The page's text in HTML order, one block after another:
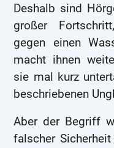
Deshalb sind
großer
gegen einen
macht ihnen
sie mal kurz
beschriebenen
Aber der Begriff
falscher